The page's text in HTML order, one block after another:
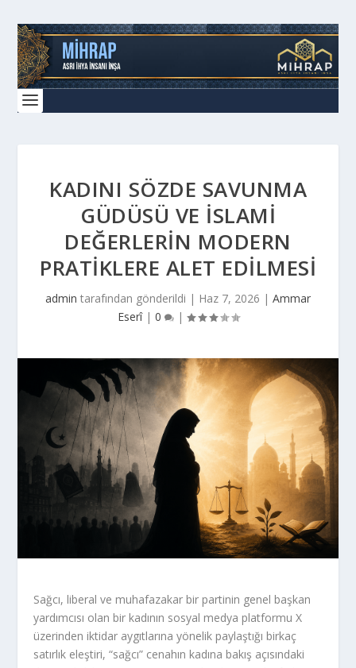
KADINI SÖZDE SAVUNMA
GÜDÜSÜ VE İSLAMI
DEĞERLERIN MODERN
PRATIKLERE ALET EDILMESI
admin tarafından gönderildi | Haz 7, 2026 | Ammar
Eserî| 0 |
Sağcı, liberal ve muhafazakar bir partinin genel başkan
yardımcısı olan bir kadının sosyal medya platformu X
üzerinden iktidar aygıtlarına yönelik paylaştığı birkaç
satırlık eleştiri, “sağcı” cenahın kadına bakış açısındaki